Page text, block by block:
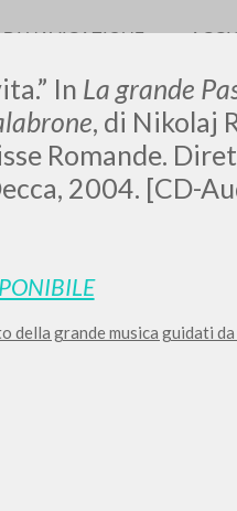
In La grande
, di Nikolaj
Romande.
2004. [CD-
grande musica guidati
NAVIGAZIONE